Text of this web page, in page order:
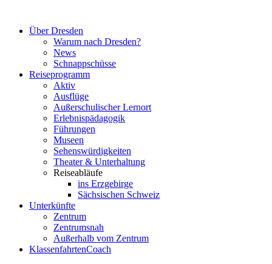
springenÜber Dresden
Warum nach Dresden?
News
Schnappschüsse
Reiseprogramm
Aktiv
Ausflüge
Außerschulischer Lernort
Erlebnispädagogik
Führungen
Museen
Sehenswürdigkeiten
Theater & Unterhaltung
Reiseabläufe
ins Erzgebirge
Sächsischen Schweiz
Unterkünfte
Zentrum
Zentrumsnah
Außerhalb vom Zentrum
KlassenfahrtenCoach